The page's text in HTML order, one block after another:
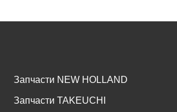
Запчасти NEW HOLLAND
Запчасти TAKEUCHI